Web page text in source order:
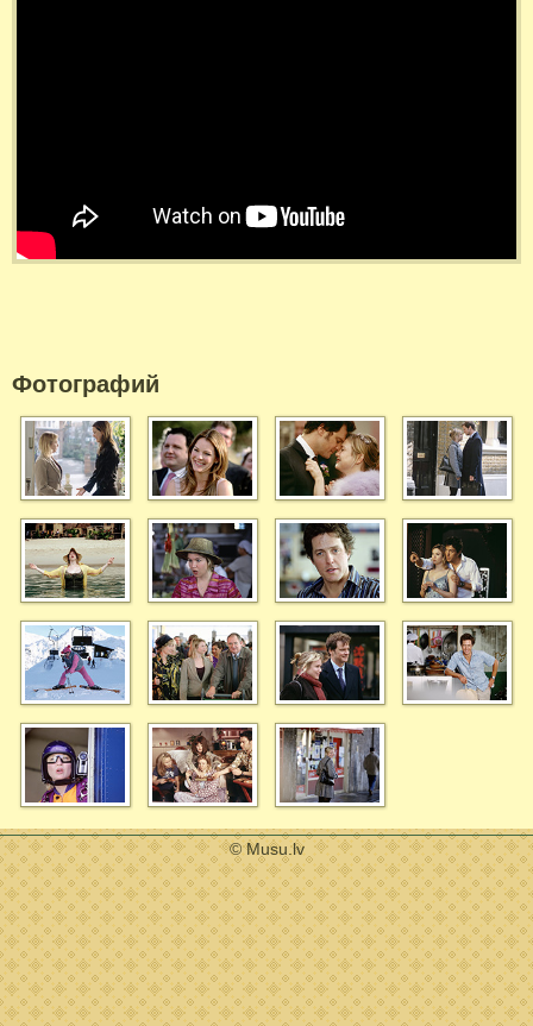
Фотографий
© Musu.lv